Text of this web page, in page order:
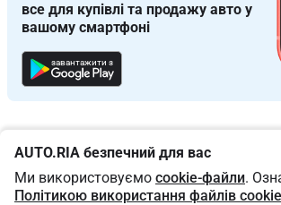
все для купівлі та продажу авто у
вашому смартфоні
завантажити з
AUTO.RIA безпечний для вас
Ми використовуємо cookie-файли.
Політикою використання файлів